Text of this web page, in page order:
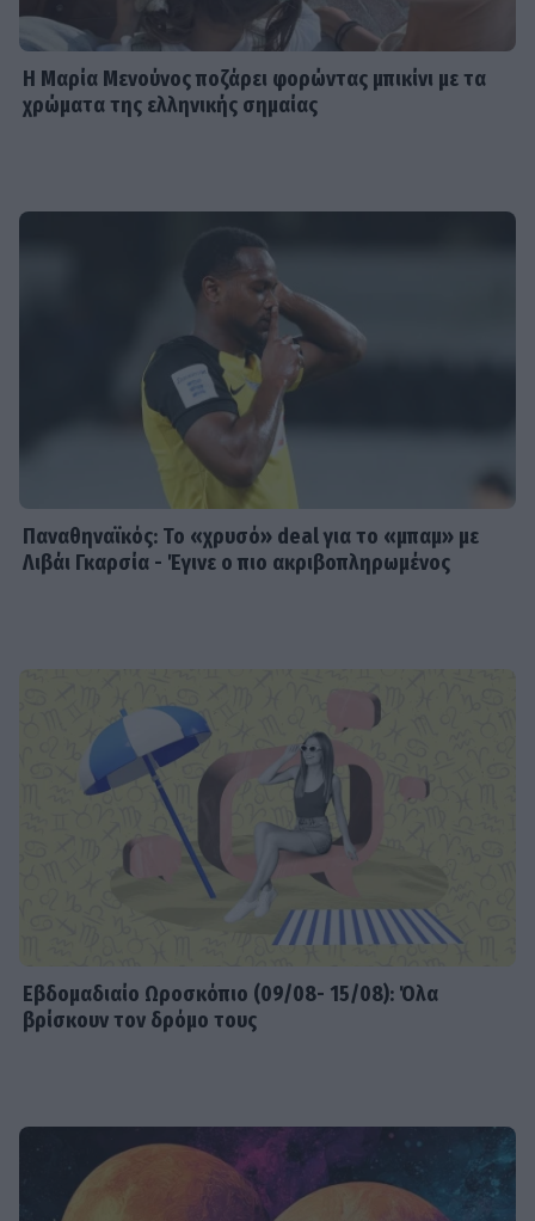
Η Μαρία Μενούνος ποζάρει φορώντας μπικίνι με τα
χρώματα της ελληνικής σημαίας
Παναθηναϊκός: Το «χρυσό» deal για το «μπαμ» με
Λιβάι Γκαρσία - Έγινε ο πιο ακριβοπληρωμένος
Εβδομαδιαίo Ωροσκόπιο (09/08- 15/08): Όλα
βρίσκουν τον δρόμο τους